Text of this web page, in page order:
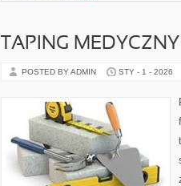
TAPING
POSTED BY ADMIN STY - 1 - 2026